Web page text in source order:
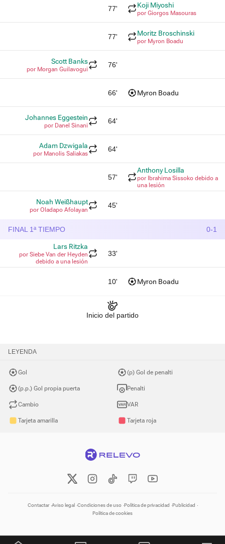
77' Koji Miyoshi
por Giorgos Masouras
77' Moritz Broschinski
por Myron Boadu
Scott Banks
por Morgan Guilavogui
76'
66' Myron Boadu
Johannes Eggestein
por Danel Sinani
64'
Adam Dzwigala
por Manolis Saliakas
64'
57'
Anthony Losilla
por Ibrahima Sissoko debido a
una lesión
Noah Weißhaupt
por Oladapo Afolayan
45'
FINAL 1ª TIEMPO 0-1
Lars Ritzka
por Siebe Van der Heyden
debido a una lesión
33'
10' Myron Boadu
Inicio del partido
LEYENDA
Gol
(p.p.) Gol propia puerta
Cambio
Tarjeta amarilla
(p) Gol de penalti
Penalti
VAR
Tarjeta roja
Contactar Aviso legal Condiciones de uso Política de privacidad Publicidad
Política de cookies